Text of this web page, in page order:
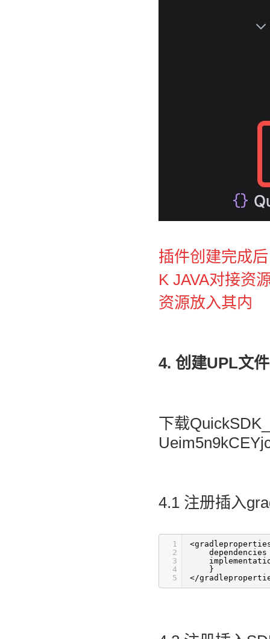
插件创建完成
K JAVA对接资
资源放入其内
4. 创建UPL文件
下载
4.1 注册插入
1
2
3
4
5
}
</